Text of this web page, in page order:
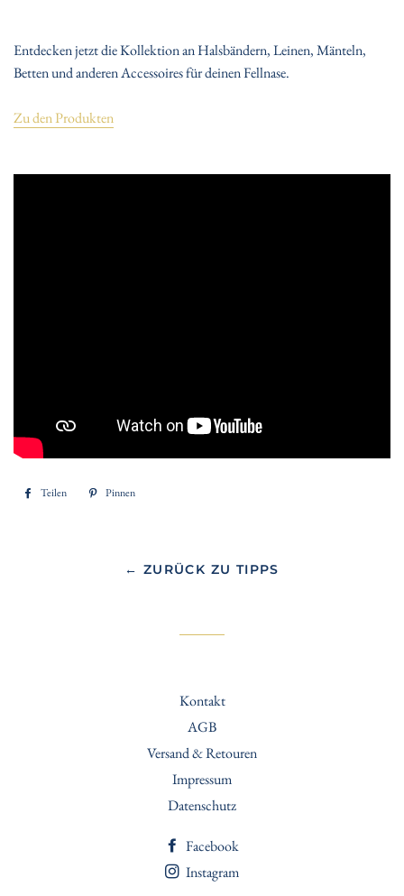
Entdecken jetzt die Kollektion an Halsbändern, Leinen, Mänteln,
Betten und anderen Accessoires für deinen Fellnase.
Zu den Produkten
Teilen
Auf
Pinnen
← ZURÜCK ZU TIPPS
Kontakt
AGB
Versand & Retouren
Impressum
Datenschutz
Facebook
Instagram